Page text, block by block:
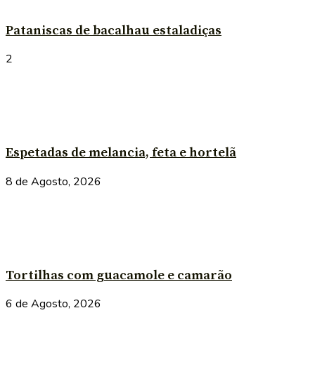
Pataniscas de bacalhau estaladiças
2
Espetadas de melancia, feta e hortelã
8 de Agosto, 2026
Tortilhas com guacamole e camarão
6 de Agosto, 2026